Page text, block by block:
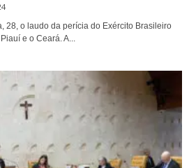
28, o laudo da perícia do Exército Brasileiro
e o Ceará. A...